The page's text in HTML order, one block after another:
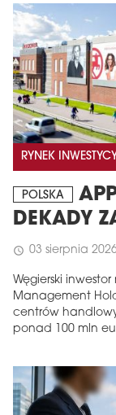
RYNEK
POLSKA
DEKADY
schedule 03 sierpnia
Węgierski
Management
centrów
ponad 100 mln